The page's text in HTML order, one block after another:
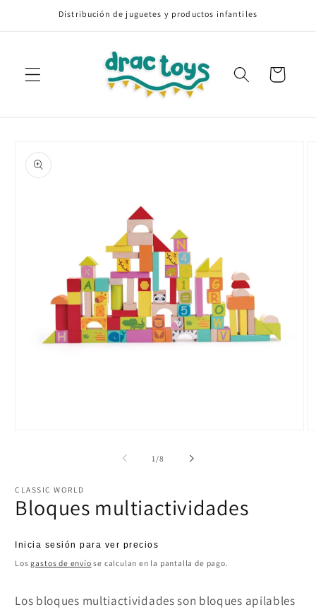
directamenteDistribución de juguetes y productos infantiles
Carrito
a la
información
del producto
una
ventana
modal
1 /de
8
CLASSIC WORLD
Bloques multiactividades
Precio
habitual
Inicia sesión para ver precios
Losgastos de envío se calculan en la pantalla de pago.
Los bloques multiactividades son bloques apilables